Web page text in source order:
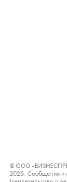
© ООО
2026. Сообщения и